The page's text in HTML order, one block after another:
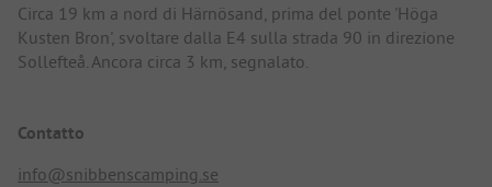
Circa 19 km a nord di Härnösand, prima del ponte 'Höga
Kusten Bron', svoltare dalla E4 sulla strada 90 in direzione
Sollefteå. Ancora circa 3 km, segnalato.
Contatto
info@snibbenscamping.se